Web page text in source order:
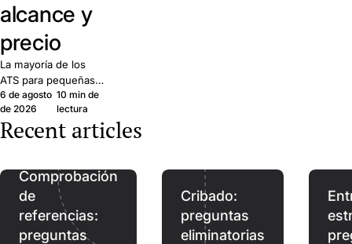
alcance y
precio
La mayoría de los
ATS para pequeñas
empresas cubren las
mismas funciones
básicas. Lo que
permanencia. Diez
plataformas
comparadas.
6 de agosto
de 2026
10 min de
lectura
Recent articles
Comprobación
de
referencias:
preguntas
Cribado:
preguntas
eliminatorias